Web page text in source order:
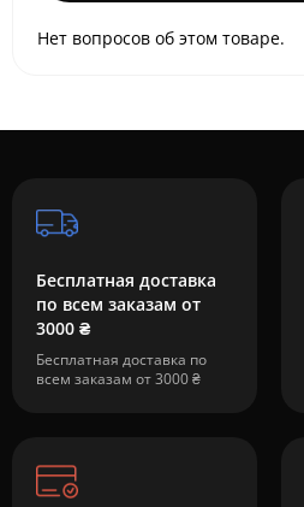
Нет вопросов об этом товаре.
Бесплатная доставка
по всем заказам от
3000 ₴
Бесплатная доставка по
всем заказам от 3000 ₴